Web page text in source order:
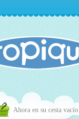
Ahora en su cesta vacío